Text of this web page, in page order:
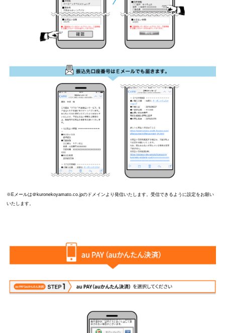
※Eメールは＠kuronekoyamato.co.jpのドメインより発信いたします。受信できるように設定をお願い
いたします。